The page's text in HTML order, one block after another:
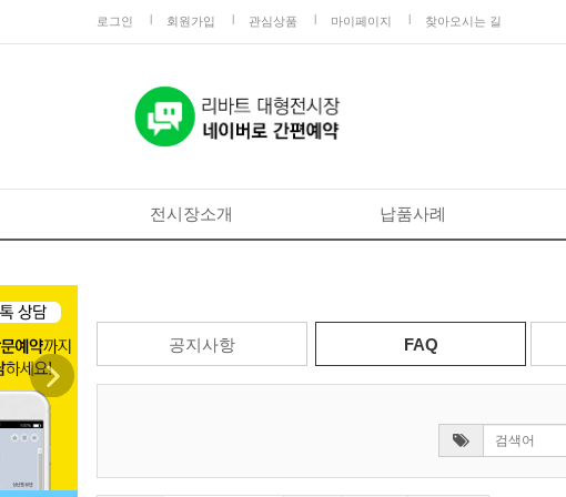
로그인 회원가입 관심상품 마이페이지 찾아오시는 길
전시장소개 납품사례
공지사항 FAQ